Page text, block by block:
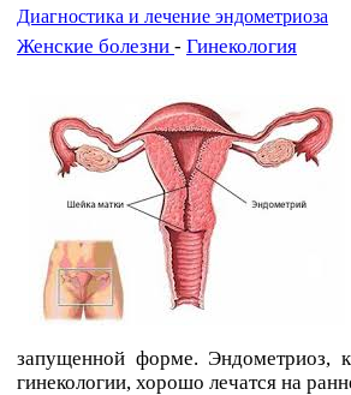
Диагностика и лечение эндометриоза
Женские болезни - Гинекология
запущенной форме. Эндометриоз,
гинекологии, хорошо лечатся на